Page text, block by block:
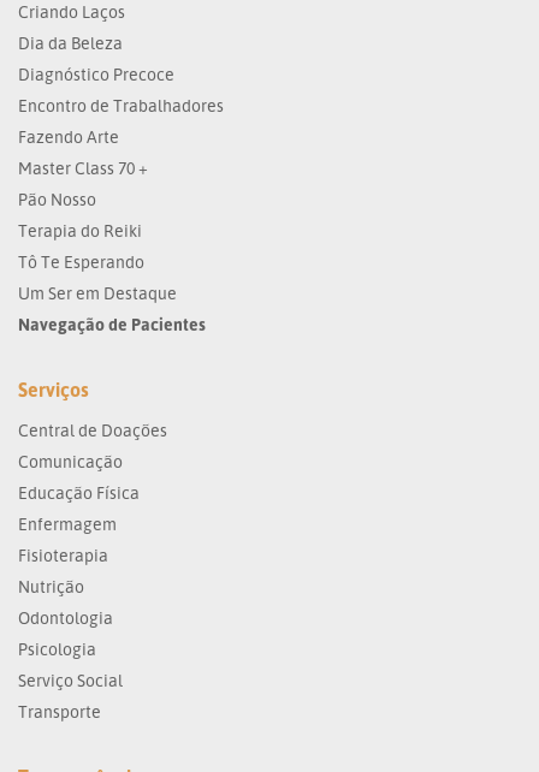
Criando Laços
Dia da Beleza
Diagnóstico Precoce
Encontro de Trabalhadores
Fazendo Arte
Master Class 70 +
Pão Nosso
Terapia do Reiki
Tô Te Esperando
Um Ser em Destaque
Navegação de Pacientes
Serviços
Central de Doações
Comunicação
Educação Física
Enfermagem
Fisioterapia
Nutrição
Odontologia
Psicologia
Serviço Social
Transporte